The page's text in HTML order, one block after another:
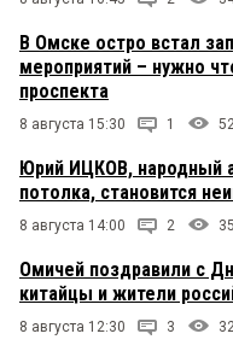
В Омске остро встал
мероприятий – нужно
проспекта
8 августа 15:30 1
Юрий ИЦКОВ, народный
потолка, становится
8 августа 14:00 2
Омичей поздравили с
китайцы и жители
8 августа 12:30 3